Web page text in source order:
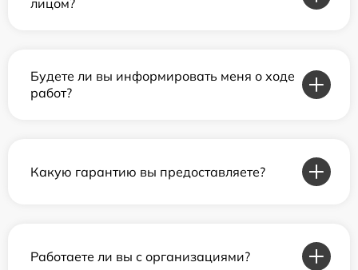
лицом?
Будете ли вы информировать меня о ходе
работ?
Какую гарантию вы предоставляете?
Работаете ли вы с организациями?